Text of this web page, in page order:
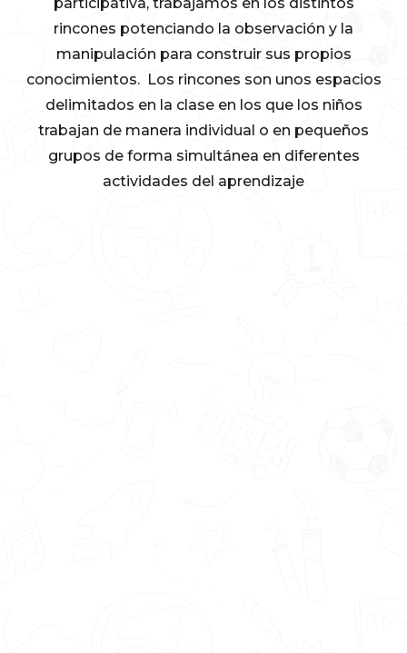
rincones potenciando la observación y la
manipulación para construir sus propios
conocimientos. Los rincones son unos espacios
delimitados en la clase en los que los niños
trabajan de manera individual o en pequeños
grupos de forma simultánea en diferentes
actividades del aprendizaje